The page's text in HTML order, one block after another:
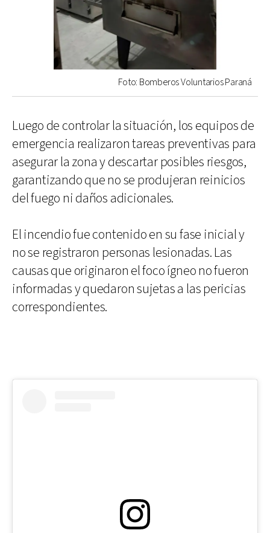
Foto: Bomberos Voluntarios Paraná
Luego de controlar la situación, los equipos de
emergencia realizaron tareas preventivas para
asegurar la zona y descartar posibles riesgos,
garantizando que no se produjeran reinicios
del fuego ni daños adicionales.
El incendio fue contenido en su fase inicial y
no se registraron personas lesionadas. Las
causas que originaron el foco ígneo no fueron
informadas y quedaron sujetas a las pericias
correspondientes.